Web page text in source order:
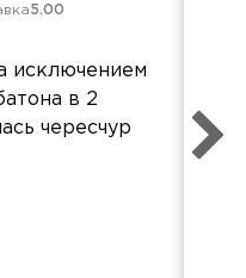
5.00
исключением
в 2
чересчур